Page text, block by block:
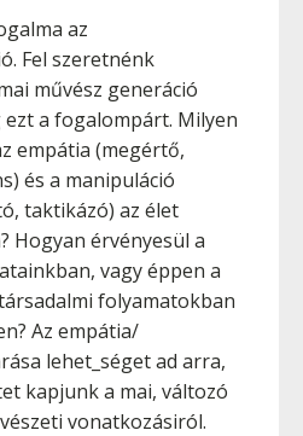
az
Fel szeretnénk
művész generáció
a fogalompárt. Milyen
empátia (megértő,
és a manipuláció
taktikázó) az élet
Hogyan érvényesül a
vagy éppen a
folyamatokban
Az empátia/
lehet_séget ad arra,
kapjunk a mai, változó
vonatkozásiról.